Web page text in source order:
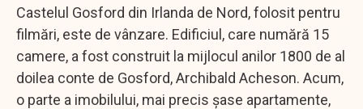
Castelul Gosford din Irlanda de Nord, folosit pentru
filmări, este de vânzare. Edificiul, care numără 15
camere, a fost construit la mijlocul anilor 1800 de al
doilea conte de Gosford, Archibald Acheson. Acum,
o parte a imobilului, mai precis șase apartamente,